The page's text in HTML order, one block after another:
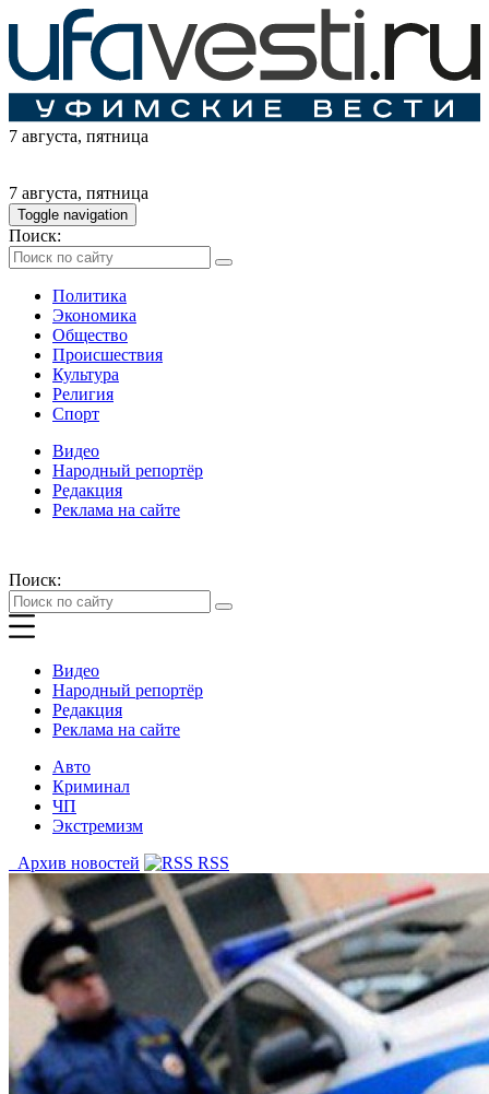
7 августа, пятница
7 августа, пятница
Toggle navigation
Поиск:
Политика
Экономика
Общество
Происшествия
Культура
Религия
Спорт
Видео
Народный репортёр
Редакция
Реклама на сайте
Поиск:
Видео
Народный репортёр
Редакция
Реклама на сайте
Авто
Криминал
ЧП
Экстремизм
Архив новостей
RSS